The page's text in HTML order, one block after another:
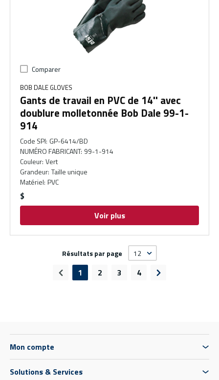
Comparer
BOB DALE GLOVES
Gants de travail en PVC de 14'' avec
doublure molletonnée Bob Dale 99-1-
914
Code SPI: GP-6414/BD
NUMÉRO FABRICANT: 99-1-914
Couleur: Vert
Grandeur: Taille unique
Matériel: PVC
$
Voir plus
Résultats par page
Page précédente
1 2 3 4 Page suivante
Mon compte
Solutions & Services